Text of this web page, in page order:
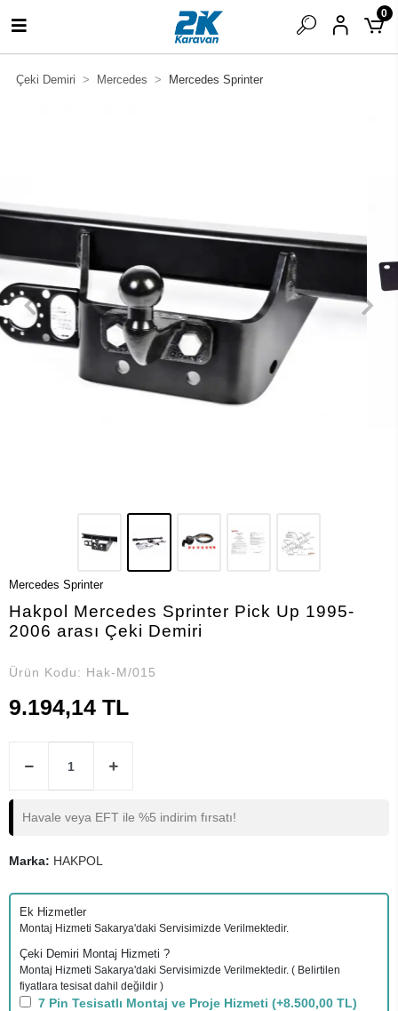
0
Çeki Demiri Mercedes Mercedes Sprinter
Mercedes Sprinter
Hakpol Mercedes Sprinter Pick Up 1995-
2006 arası Çeki Demiri
Ürün Kodu: Hak-M/015
9.194,14 TL
Havale veya EFT ile %5 indirim fırsatı!
Marka: HAKPOL
Ek Hizmetler
Montaj Hizmeti Sakarya'daki Servisimizde Verilmektedir.
Çeki Demiri Montaj Hizmeti ?
Montaj Hizmeti Sakarya'daki Servisimizde Verilmektedir. ( Belirtilen
fiyatlara tesisat dahil değildir )
7 Pin Tesisatlı Montaj ve Proje Hizmeti (+8.500,00 TL)